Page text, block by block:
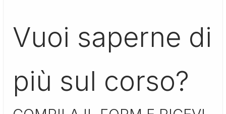
Vuoi saperne di
più sul corso?